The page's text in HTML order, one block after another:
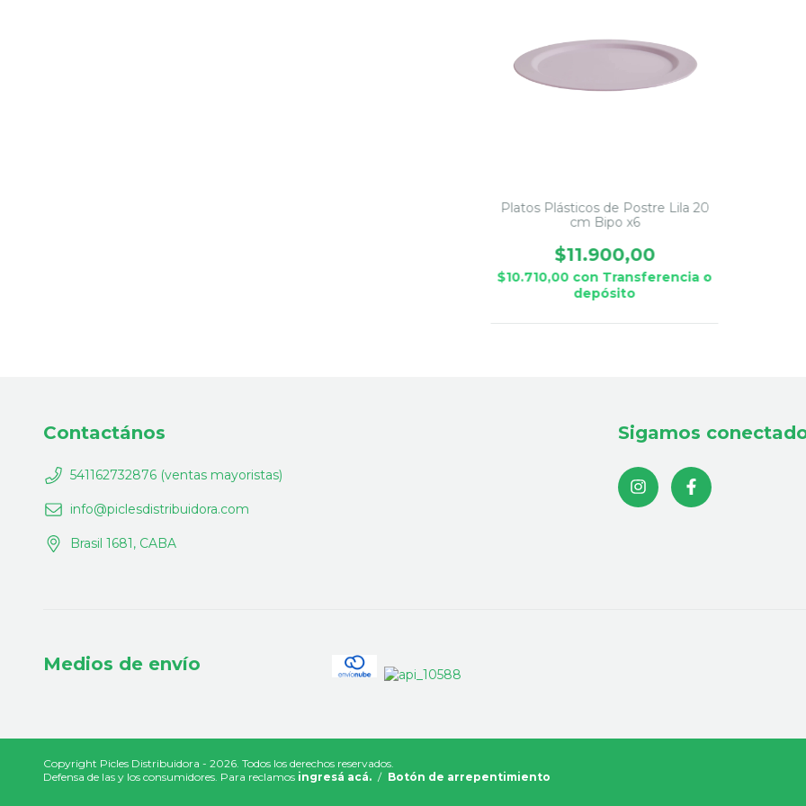
Platos Plásticos de Postre Lila 20
cm Bipo x6
$11.900,00
$10.710,00 con Transferencia o
depósito
Contactános
541162732876 (ventas mayoristas)
info@piclesdistribuidora.com
Brasil 1681, CABA
Sigamos
Medios de envío
Copyright Picles Distribuidora - 2026. Todos los derechos reservados.
Defensa de las y los consumidores. Para reclamos ingresá acá. / Botón de arrepentimiento